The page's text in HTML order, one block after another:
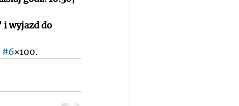
i wyjazd do
#6×100.